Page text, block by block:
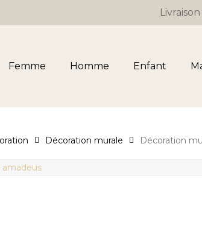
Femme Homme Enfant
Décoration murale Décoration